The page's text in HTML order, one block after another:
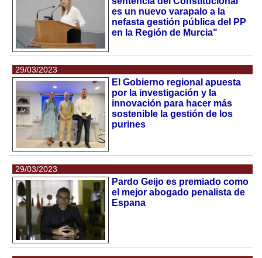
es un nuevo varapalo a la
nefasta gestión pública del PP
en la Región de Murcia"
29/03/2023
El Gobierno regional apuesta
por la investigación y la
innovación para hacer más
sostenible la gestión de los
purines
29/03/2023
Pardo Geijo es premiado como
el mejor abogado penalista de
Espana